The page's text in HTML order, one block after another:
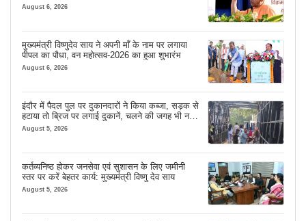
August 6, 2026
मुख्यमंत्री विष्णुदेव साय ने अपनी माँ के नाम पर लगाया
पीपल का पौधा, वन महोत्सव-2026 का हुआ शुभारंभ
August 6, 2026
इंदौर में पैदल पुल पर दुकानदारों ने किया कब्जा, सड़क से
हटाया तो ब्रिज पर लगाई दुकानें, चलने की जगह भी नहीं
मिल रही
August 5, 2026
कर्तव्यनिष्ठ होकर जनसेवा एवं सुशासन के लिए जमीनी
स्तर पर करें बेहतर कार्य: मुख्यमंत्री विष्णु देव साय
August 5, 2026